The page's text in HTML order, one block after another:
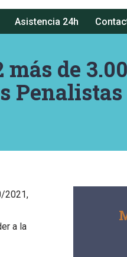
Asistencia 24h
de
Penalistas
2021,
a la